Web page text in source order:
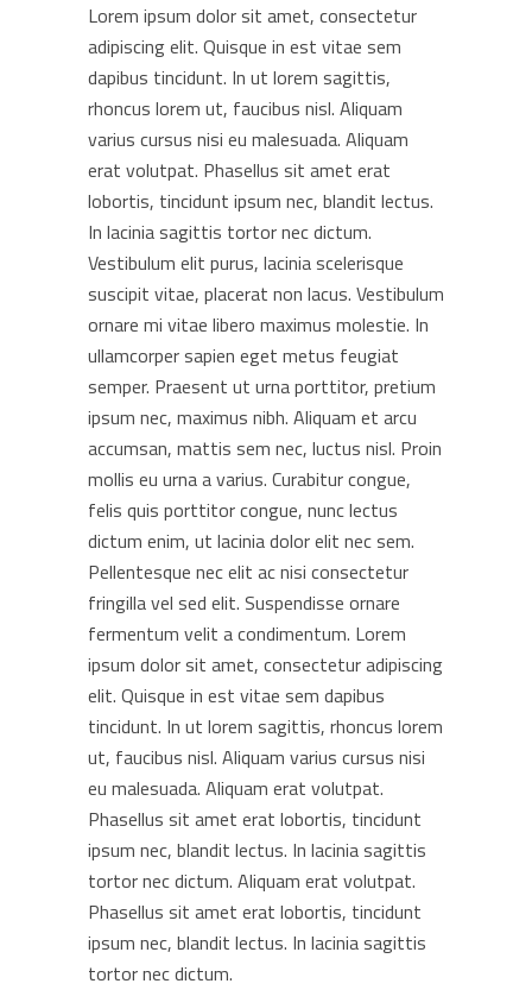
Lorem ipsum dolor sit amet, consectetur
adipiscing elit. Quisque in est vitae sem
dapibus tincidunt. In ut lorem sagittis,
rhoncus lorem ut, faucibus nisl. Aliquam
varius cursus nisi eu malesuada. Aliquam
erat volutpat. Phasellus sit amet erat
lobortis, tincidunt ipsum nec, blandit lectus.
In lacinia sagittis tortor nec dictum.
Vestibulum elit purus, lacinia scelerisque
suscipit vitae, placerat non lacus. Vestibulum
ornare mi vitae libero maximus molestie. In
ullamcorper sapien eget metus feugiat
semper. Praesent ut urna porttitor, pretium
ipsum nec, maximus nibh. Aliquam et arcu
accumsan, mattis sem nec, luctus nisl. Proin
mollis eu urna a varius. Curabitur congue,
felis quis porttitor congue, nunc lectus
dictum enim, ut lacinia dolor elit nec sem.
Pellentesque nec elit ac nisi consectetur
fringilla vel sed elit. Suspendisse ornare
fermentum velit a condimentum. Lorem
ipsum dolor sit amet, consectetur adipiscing
elit. Quisque in est vitae sem dapibus
tincidunt. In ut lorem sagittis, rhoncus lorem
ut, faucibus nisl. Aliquam varius cursus nisi
eu malesuada. Aliquam erat volutpat.
Phasellus sit amet erat lobortis, tincidunt
ipsum nec, blandit lectus. In lacinia sagittis
tortor nec dictum. Aliquam erat volutpat.
Phasellus sit amet erat lobortis, tincidunt
ipsum nec, blandit lectus. In lacinia sagittis
tortor nec dictum.